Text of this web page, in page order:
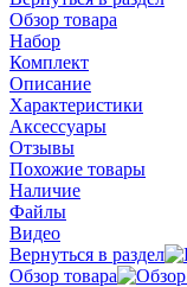
Обзор товара
Набор
Комплект
Описание
Характеристики
Аксессуары
Отзывы
Похожие товары
Наличие
Файлы
Видео
Вернуться в раздел
Обзор товара